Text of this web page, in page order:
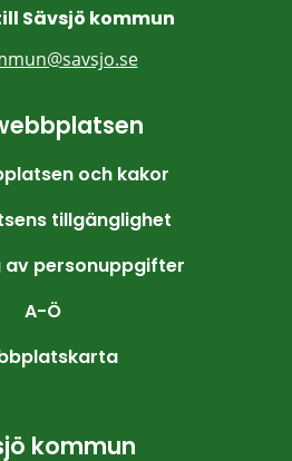
Sävsjö kommun
och kakor
tillgänglighet
av personuppgifter
A-Ö
kommun